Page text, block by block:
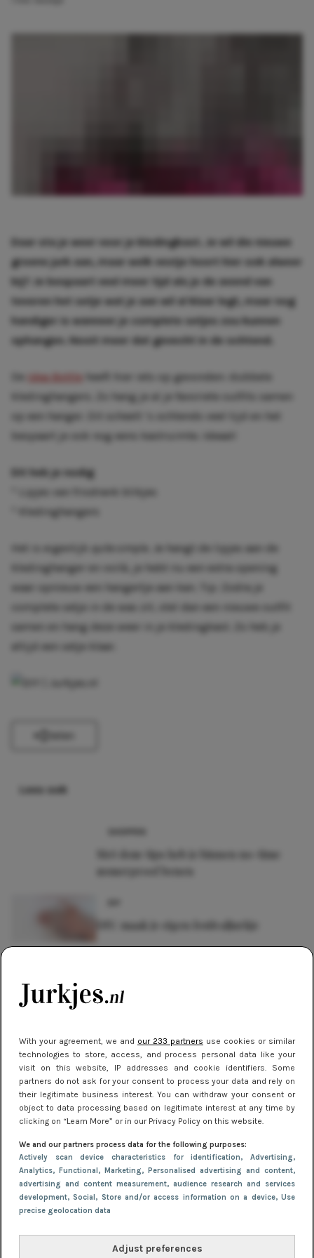
With your agreement, we and our 233 partners use cookies or similar
technologies to store, access, and process personal data like your
visit on this website, IP addresses and cookie identifiers. Some
partners do not ask for your consent to process your data and rely on
their legitimate business interest. You can withdraw your consent or
object to data processing based on legitimate interest at any time by
clicking on “Learn More” or in our Privacy Policy on this website.
We and our partners process data for the following purposes:
Actively scan device characteristics for identification, Advertising,
Analytics, Functional, Marketing, Personalised advertising and content,
advertising and content measurement, audience research and services
development, Social, Store and/or access information on a device, Use
precise geolocation data
Adjust preferences
Daar sta je weer voor je kledingkast. Je wil die nieuwe
groene jurk aan, maar welk vestje hoort hier ook alweer
bij? Je bespaart veel meer tijd als je de avond van
tevoren het setje wat je aan wil al klaar legt, maar nog
handiger is wanneer je complete setjes zou kunnen
ophangen. Nooit meer dat gevecht in de ochtend.
Idea Bottle
heeft hier iets op gevonden: dubbele
kledinghangers. Zo hang je al je favoriete outfits samen
op een hanger. Dit scheelt ’s ochtends veel tijd en het
bespaart je ook nog eens kastruimte. Ideaal!
Dit heb je nodig
* Lipjes van frisdrank blikjes
* Kledinghangers
Het is eigenlijk quite simple
. Je hangt de lipjes aan de
kledinghanger en voilà, je hebt nu een extra opening
waar opnieuw een hangertje aan kan. Tip: Zodra je
complete setje in de was zit, stel dan een nieuwe outfit
samen en hang deze weer in je kledingkast. Zo heb je
altijd een setje klaar.
Lees ook
Met deze tips heb je binnen no-time
zomerproof benen
DIY: maak je eigen festivaljurkje
Blote rug? Zó verstop je dus je beha!
(DIY)
DIY: transparante clutch